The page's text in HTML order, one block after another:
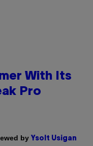
With Its
Pro
by Ysolt Usigan